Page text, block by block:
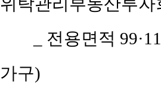
_ 전용면적
가구)